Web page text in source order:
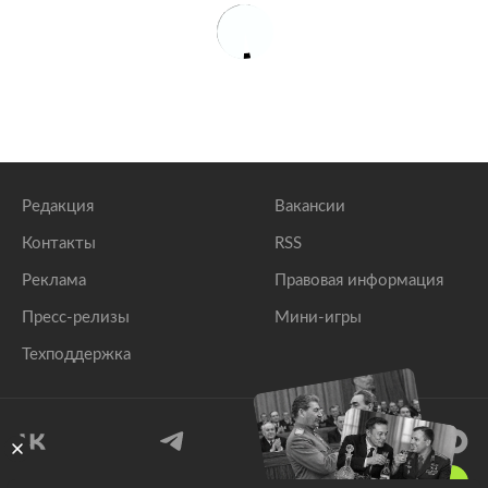
Редакция
Контакты
Реклама
Пресс-релизы
Техподдержка
Вакансии
RSS
Правовая информация
Мини-игры